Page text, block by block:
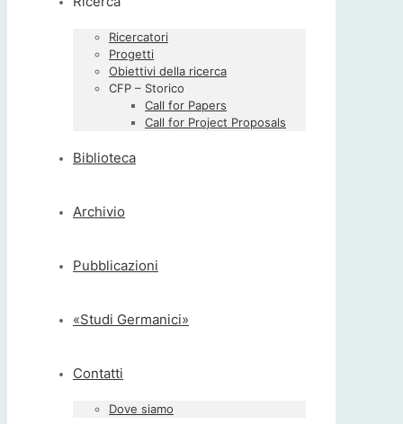
Ricercatori
Progetti
Obiettivi della ricerca
CFP – Storico
Call for Papers
Call for Project Proposals
Biblioteca
Archivio
Pubblicazioni
«Studi Germanici»
Contatti
Dove siamo